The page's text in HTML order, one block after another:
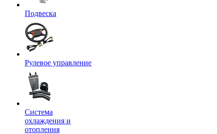
Подвеска
Рулевое управление
Система
охлаждения и
отопления